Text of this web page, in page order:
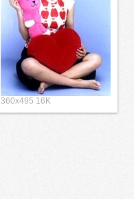
360x495 16K